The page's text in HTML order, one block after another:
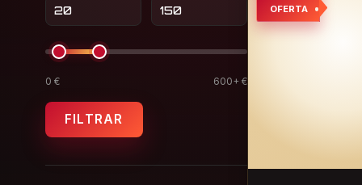
0 € 600+ €
FILTRAR
OFERTA